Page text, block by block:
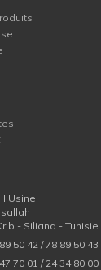
Usine
- Siliana - Tunisie
50 42 / 78 89 50 43
70 01 / 24 34 80 00